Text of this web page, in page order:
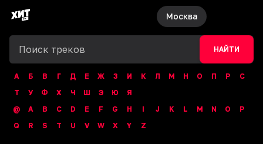
Москва
НАЙТИ
А Б В Г Д Е Ж З И К Л М Н О П Р
С
Т
У Ф Х Ч Ш Э Ю
Я
@
A B C D E F G H I J K L M N O
P
Q
R S T U V W X Y Z